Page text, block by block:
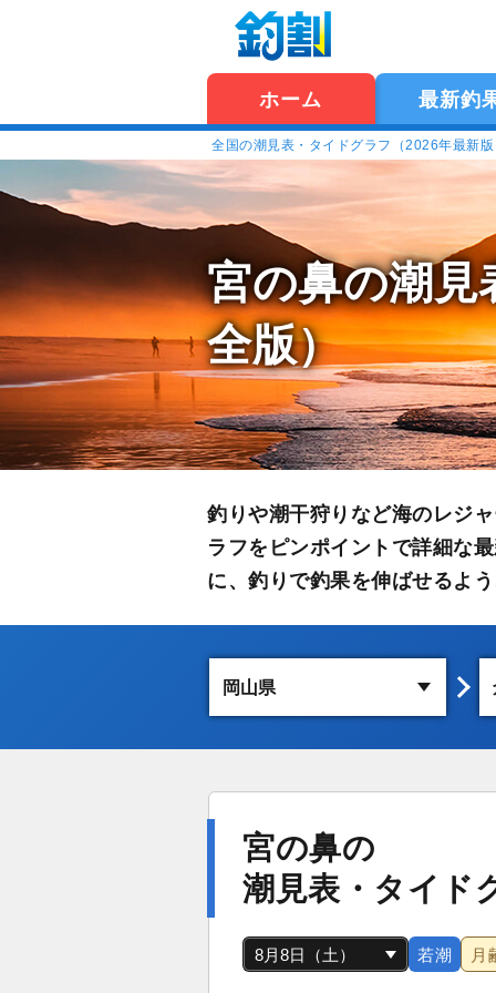
ホーム 最新釣
全国の潮見表・タイドグラフ（2026年最新
宮の鼻の潮見
全版）
釣りや潮干狩りなど海のレジ
ラフをピンポイントで詳細な
に、釣りで釣果を伸ばせるよ
宮の鼻の
潮見表・タイド
若潮 月